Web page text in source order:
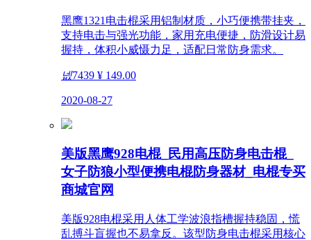
黑鹰1321电击棍采用铝制材质，小巧便携带挂夹，
支持电击与强光功能，家用充电便捷，防滑设计易
握持，体积小威慑力足，适配日常防身需求。
넶7439 ¥ 149.00
2020-08-27
美版黑鹰928电棍_民用高压防身电击棍_
女子防狼小型便携电棍防身器材_电棍专买
商城官网
美版928电棍采用人体工学波浪指槽握持稳固，慌
乱搏斗盲握也不易拿反。该型防身电击棍采用核心